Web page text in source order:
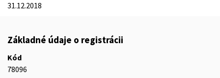
31.12.2018
Základné údaje o registrácii
Kód
78096